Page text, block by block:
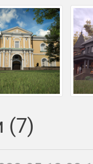
(7)